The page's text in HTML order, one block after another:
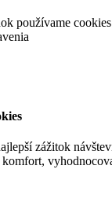
používame
zážitok